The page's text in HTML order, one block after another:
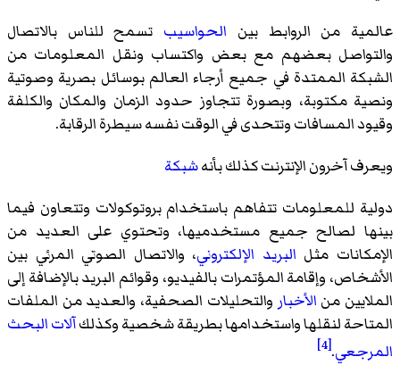
عالمية من الروابط بين الحواسيب تسمح للناس بالاتصال
والتواصل بعضهم مع بعض واكتساب ونقل المعلومات من
الشبكة الممتدة في جميع أرجاء العالم بوسائل بصرية وصوتية
ونصية مكتوبة، وبصورة تتجاوز حدود الزمان والمكان والكلفة
وقيود المسافات وتتحدى في الوقت نفسه سيطرة الرقابة.
ويعرف آخرون الإنترنت كذلك بأنهشبكة
دولية للمعلومات تتفاهم باستخدام بروتوكولات وتتعاون فيما
بينها لصالح جميع مستخدميها، وتحتوي على العديد من
الإمكانات مثل البريد الإلكتروني، والاتصال الصوتي المرئي بين
الأشخاص، وإقامة المؤتمرات بالفيديو، وقوائم البريد بالإضافة إلى
الملايين من الأخبار والتحليلات الصحفية، والعديد من الملفات
المتاحة لنقلها واستخدامها بطريقة شخصية وكذلكآلات البحث
المرجعي.
[4]